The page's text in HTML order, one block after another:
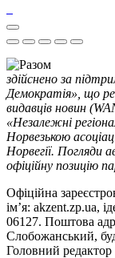
здійснено за
Демократія», що
видавців новин
«Незалежні
Норвезькою
Норвегії. Погляди
офіційну позицію
Офіційна
ім’я: akzent.zp.ua,
06127. Поштова
Слобожанський,
Головний